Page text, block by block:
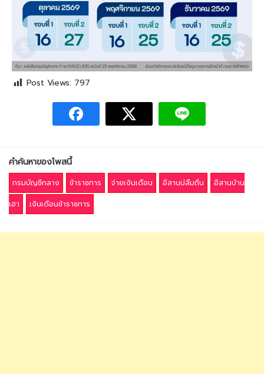
Post Views: 797
คำค้นหาของโพสนี้
กรมบัญชีกลาง ข้าราชการ จ่ายเงินเดือน อีสานบ่ลืมถิ่น
อีสานบ้าน
เฮา
เงินเดือนข้าราชการ